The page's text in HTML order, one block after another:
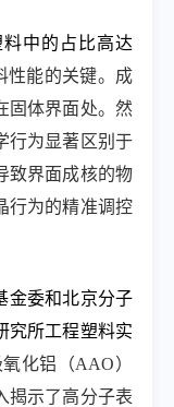
中的占比高达
性能的关键。成
固体界面处。然
行为显著区别于
致界面成核的物
行为的精准调控
金委和北京分子
究所工程塑料实
化铝（AAO）
揭示了高分子表